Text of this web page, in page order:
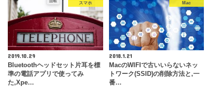
スマホ
2019.10.29
Bluetoothヘッドセット片耳を標
準の電話アプリで使ってみ
た,Xpe…
Mac
2018.1.21
MacのWIFIで古いいらないネッ
トワーク(SSID)の削除方法と,一
番…